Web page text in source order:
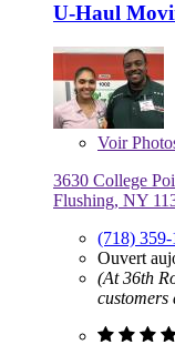
U-Haul
Voir
3630 College
Flushing, NY
(718)
Ouvert
(At 36th